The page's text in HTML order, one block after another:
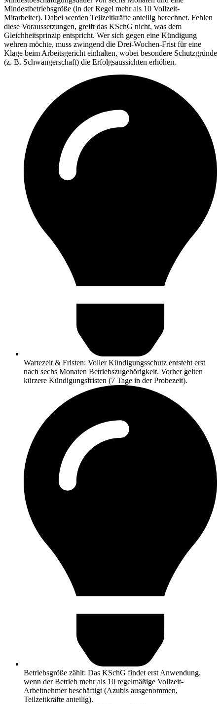
Mindestbetriebsgröße (in der Regel mehr als 10 Vollzeit-
Mitarbeiter). Dabei werden Teilzeitkräfte anteilig berechnet. Fehlen
diese Voraussetzungen, greift das KSchG nicht, was dem
Gleichheitsprinzip entspricht. Wer sich gegen eine Kündigung
wehren möchte, muss zwingend die Drei-Wochen-Frist für eine
Klage beim Arbeitsgericht einhalten, wobei besondere Schutzgründe
(z. B. Schwangerschaft) die Erfolgsaussichten erhöhen.
Wartezeit & Fristen: Voller Kündigungsschutz entsteht erst
nach sechs Monaten Betriebszugehörigkeit. Vorher gelten
kürzere Kündigungsfristen (7 Tage in der Probezeit).
Betriebsgröße zählt: Das KSchG findet erst Anwendung,
wenn der Betrieb mehr als 10 regelmäßige Vollzeit-
Arbeitnehmer beschäftigt (Azubis ausgenommen,
Teilzeitkräfte anteilig).